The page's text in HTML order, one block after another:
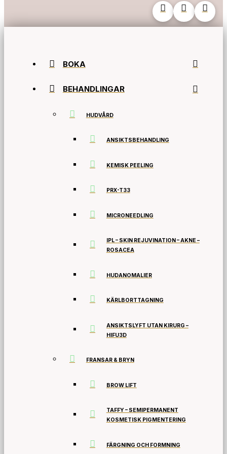
BOKA
BEHANDLINGAR
HUDVÅRD
ANSIKTSBEHANDLING
KEMISK PEELING
PRX-T33
MICRONEEDLING
IPL – SKIN REJUVINATION – AKNE –
ROSACEA
HUDANOMALIER
KÄRLBORTTAGNING
ANSIKTSLYFT UTAN KIRURG –
HIFU3D
FRANSAR & BRYN
BROW LIFT
TAFFY – SEMIPERMANENT
KOSMETISK PIGMENTERING
FÄRGNING OCH FORMNING